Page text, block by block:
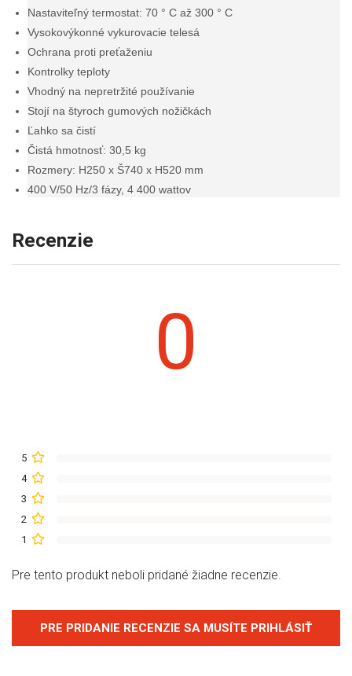
Nastaviteľný termostat: 70 ° C až 300 ° C
Vysokovýkonné vykurovacie telesá
Ochrana proti preťaženiu
Kontrolky teploty
Vhodný na nepretržité používanie
Stojí na štyroch gumových nožičkách
Ľahko sa čistí
Čistá hmotnosť: 30,5 kg
Rozmery: H250 x Š740 x H520 mm
400 V/50 Hz/3 fázy, 4 400 wattov
Recenzie
0
5
4
3
2
1
Pre tento produkt neboli pridané žiadne recenzie.
PRE PRIDANIE RECENZIE SA MUSÍTE PRIHLÁSIŤ